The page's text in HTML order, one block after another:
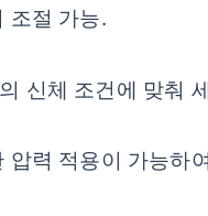
조절 가능.
신체 조건에 맞춰
력 적용이 가능하